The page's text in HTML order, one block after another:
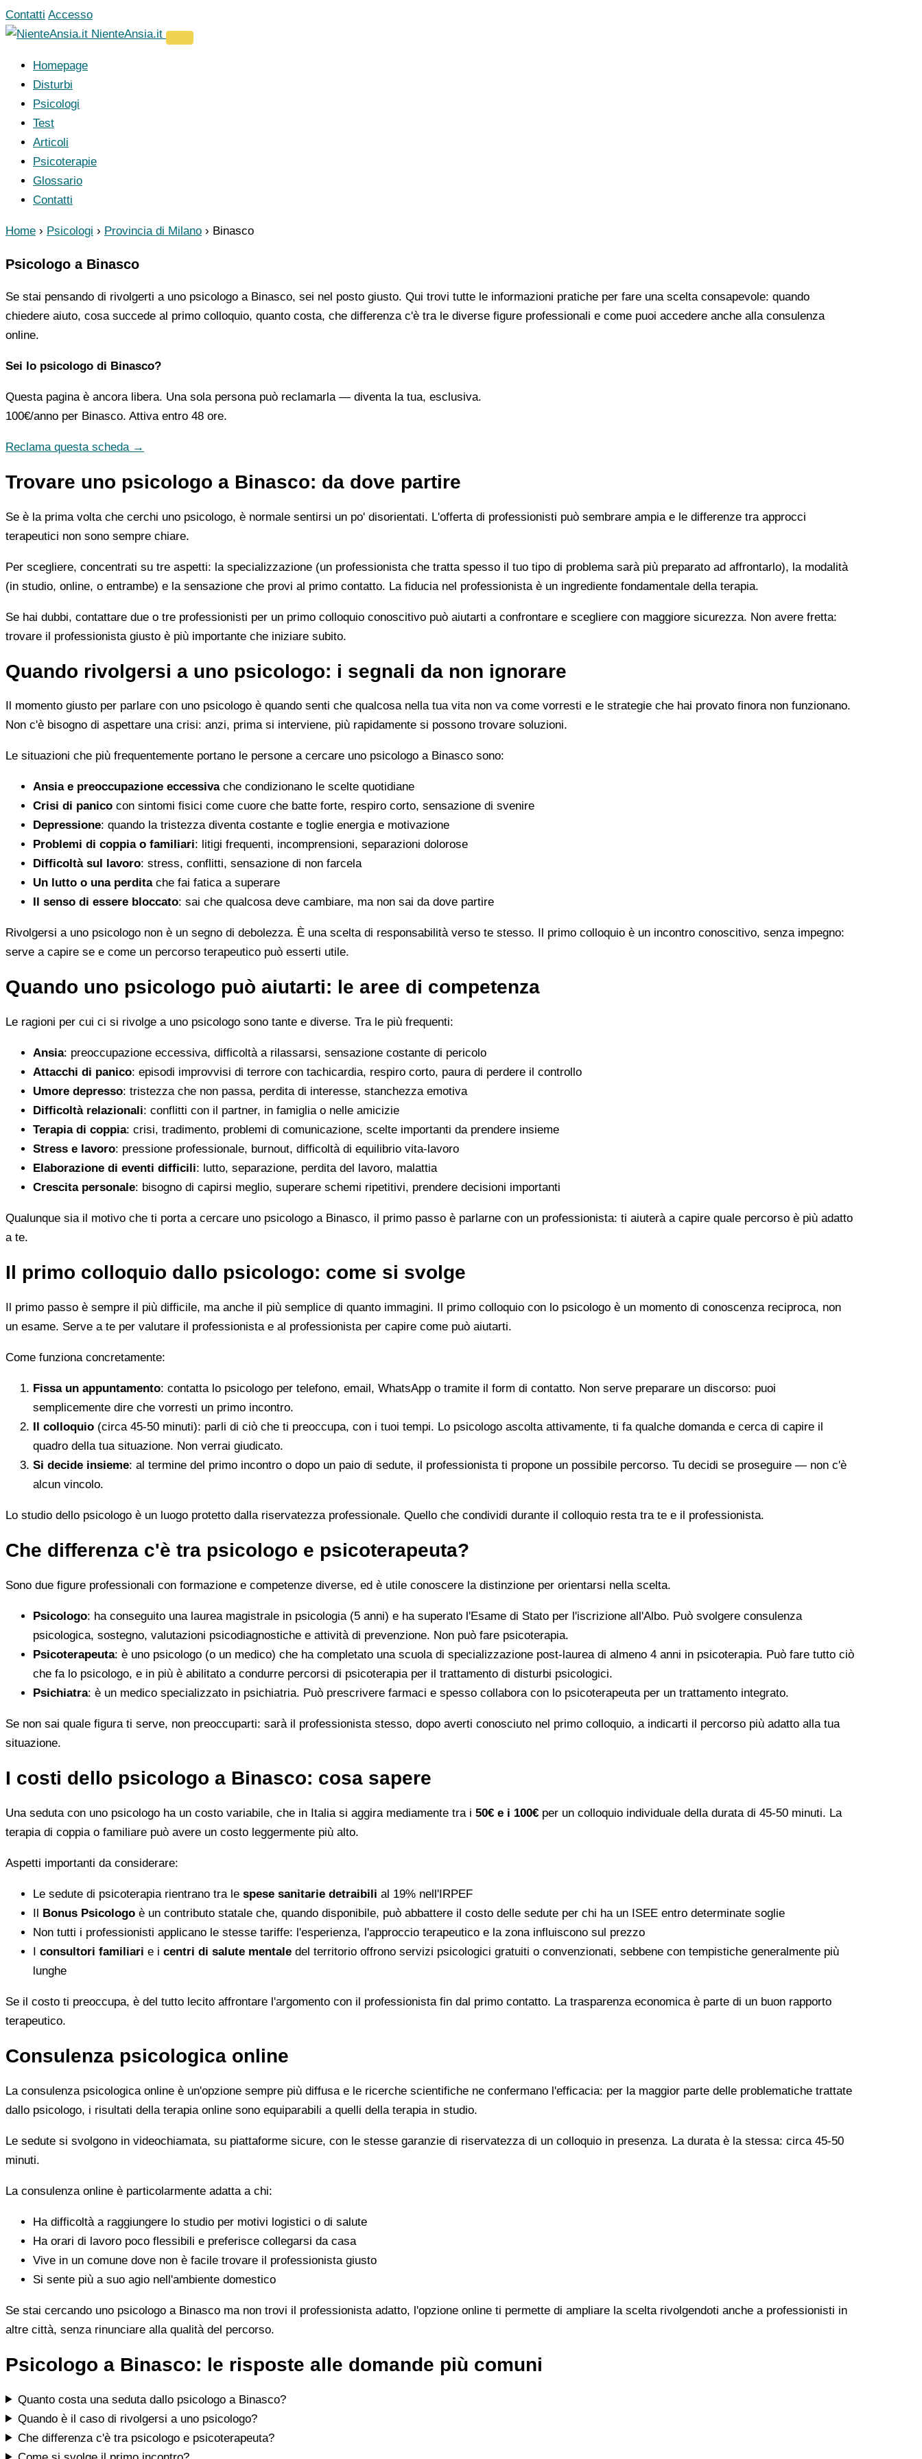
Vai
al
Contatti Accesso
NienteAnsia.it
Homepage
Disturbi
Psicologi
Test
Articoli
Psicoterapie
Glossario
Contatti
Home › Psicologi › Provincia di Milano › Binasco
Psicologo a Binasco
Se stai pensando di rivolgerti a uno psicologo a Binasco, sei nel posto giusto. Qui trovi tutte le informazioni pratiche per fare una scelta consapevole: quando
chiedere aiuto, cosa succede al primo colloquio, quanto costa, che differenza c'è tra le diverse figure professionali e come puoi accedere anche alla consulenza
online.
Sei lo psicologo di Binasco?
Questa pagina è ancora libera. Una sola persona può reclamarla — diventa la tua, esclusiva.
100€/anno per Binasco. Attiva entro 48 ore.
Reclama questa scheda →
Trovare uno psicologo a Binasco: da dove partire
Se è la prima volta che cerchi uno psicologo, è normale sentirsi un po' disorientati. L'offerta di professionisti può sembrare ampia e le differenze tra approcci
terapeutici non sono sempre chiare.
Per scegliere, concentrati su tre aspetti: la specializzazione (un professionista che tratta spesso il tuo tipo di problema sarà più preparato ad affrontarlo), la modalità
(in studio, online, o entrambe) e la sensazione che provi al primo contatto. La fiducia nel professionista è un ingrediente fondamentale della terapia.
Se hai dubbi, contattare due o tre professionisti per un primo colloquio conoscitivo può aiutarti a confrontare e scegliere con maggiore sicurezza. Non avere fretta:
trovare il professionista giusto è più importante che iniziare subito.
Quando rivolgersi a uno psicologo: i segnali da non ignorare
Il momento giusto per parlare con uno psicologo è quando senti che qualcosa nella tua vita non va come vorresti e le strategie che hai provato finora non funzionano.
Non c'è bisogno di aspettare una crisi: anzi, prima si interviene, più rapidamente si possono trovare soluzioni.
Le situazioni che più frequentemente portano le persone a cercare uno psicologo a Binasco sono:
Ansia e preoccupazione eccessivache condizionano le scelte quotidiane
Crisi di panico con sintomi fisici come cuore che batte forte, respiro corto, sensazione di svenire
Depressione: quando la tristezza diventa costante e toglie energia e motivazione
Problemi di coppia o familiari: litigi frequenti, incomprensioni, separazioni dolorose
Difficoltà sul lavoro: stress, conflitti, sensazione di non farcela
Un lutto o una perditache fai fatica a superare
Il senso di essere bloccato: sai che qualcosa deve cambiare, ma non sai da dove partire
Rivolgersi a uno psicologo non è un segno di debolezza. È una scelta di responsabilità verso te stesso. Il primo colloquio è un incontro conoscitivo, senza impegno:
serve a capire se e come un percorso terapeutico può esserti utile.
Quando uno psicologo può aiutarti: le aree di competenza
Le ragioni per cui ci si rivolge a uno psicologo sono tante e diverse. Tra le più frequenti:
Ansia: preoccupazione eccessiva, difficoltà a rilassarsi, sensazione costante di pericolo
Attacchi di panico: episodi improvvisi di terrore con tachicardia, respiro corto, paura di perdere il controllo
Umore depresso: tristezza che non passa, perdita di interesse, stanchezza emotiva
Difficoltà relazionali: conflitti con il partner, in famiglia o nelle amicizie
Terapia di coppia: crisi, tradimento, problemi di comunicazione, scelte importanti da prendere insieme
Stress e lavoro: pressione professionale, burnout, difficoltà di equilibrio vita-lavoro
Elaborazione di eventi difficili: lutto, separazione, perdita del lavoro, malattia
Crescita personale: bisogno di capirsi meglio, superare schemi ripetitivi, prendere decisioni importanti
Qualunque sia il motivo che ti porta a cercare uno psicologo a Binasco, il primo passo è parlarne con un professionista: ti aiuterà a capire quale percorso è più adatto
a te.
Il primo colloquio dallo psicologo: come si svolge
Il primo passo è sempre il più difficile, ma anche il più semplice di quanto immagini. Il primo colloquio con lo psicologo è un momento di conoscenza reciproca, non
un esame. Serve a te per valutare il professionista e al professionista per capire come può aiutarti.
Come funziona concretamente:
Fissa un appuntamento: contatta lo psicologo per telefono, email, WhatsApp o tramite il form di contatto. Non serve preparare un discorso: puoi
semplicemente dire che vorresti un primo incontro.
Il colloquio (circa 45-50 minuti): parli di ciò che ti preoccupa, con i tuoi tempi. Lo psicologo ascolta attivamente, ti fa qualche domanda e cerca di capire il
quadro della tua situazione. Non verrai giudicato.
Si decide insieme: al termine del primo incontro o dopo un paio di sedute, il professionista ti propone un possibile percorso. Tu decidi se proseguire — non c'è
alcun vincolo.
Lo studio dello psicologo è un luogo protetto dalla riservatezza professionale. Quello che condividi durante il colloquio resta tra te e il professionista.
Che differenza c'è tra psicologo e psicoterapeuta?
Sono due figure professionali con formazione e competenze diverse, ed è utile conoscere la distinzione per orientarsi nella scelta.
Psicologo: ha conseguito una laurea magistrale in psicologia (5 anni) e ha superato l'Esame di Stato per l'iscrizione all'Albo. Può svolgere consulenza
psicologica, sostegno, valutazioni psicodiagnostiche e attività di prevenzione. Non può fare psicoterapia.
Psicoterapeuta: è uno psicologo (o un medico) che ha completato una scuola di specializzazione post-laurea di almeno 4 anni in psicoterapia. Può fare tutto ciò
che fa lo psicologo, e in più è abilitato a condurre percorsi di psicoterapia per il trattamento di disturbi psicologici.
Psichiatra: è un medico specializzato in psichiatria. Può prescrivere farmaci e spesso collabora con lo psicoterapeuta per un trattamento integrato.
Se non sai quale figura ti serve, non preoccuparti: sarà il professionista stesso, dopo averti conosciuto nel primo colloquio, a indicarti il percorso più adatto alla tua
situazione.
I costi dello psicologo a Binasco: cosa sapere
Una seduta con uno psicologo ha un costo variabile, che in Italia si aggira mediamente tra i 50€ e i 100€ per un colloquio individuale della durata di 45-50 minuti. La
terapia di coppia o familiare può avere un costo leggermente più alto.
Aspetti importanti da considerare:
Le sedute di psicoterapia rientrano tra le spese sanitarie detraibili al 19% nell'IRPEF
Il Bonus Psicologo è un contributo statale che, quando disponibile, può abbattere il costo delle sedute per chi ha un ISEE entro determinate soglie
Non tutti i professionisti applicano le stesse tariffe: l'esperienza, l'approccio terapeutico e la zona influiscono sul prezzo
I consultori familiari e i centri di salute mentale del territorio offrono servizi psicologici gratuiti o convenzionati, sebbene con tempistiche generalmente più
lunghe
Se il costo ti preoccupa, è del tutto lecito affrontare l'argomento con il professionista fin dal primo contatto. La trasparenza economica è parte di un buon rapporto
terapeutico.
Consulenza psicologica online
La consulenza psicologica online è un'opzione sempre più diffusa e le ricerche scientifiche ne confermano l'efficacia: per la maggior parte delle problematiche trattate
dallo psicologo, i risultati della terapia online sono equiparabili a quelli della terapia in studio.
Le sedute si svolgono in videochiamata, su piattaforme sicure, con le stesse garanzie di riservatezza di un colloquio in presenza. La durata è la stessa: circa 45-50
minuti.
La consulenza online è particolarmente adatta a chi:
Ha difficoltà a raggiungere lo studio per motivi logistici o di salute
Ha orari di lavoro poco flessibili e preferisce collegarsi da casa
Vive in un comune dove non è facile trovare il professionista giusto
Si sente più a suo agio nell'ambiente domestico
Se stai cercando uno psicologo a Binasco ma non trovi il professionista adatto, l'opzione online ti permette di ampliare la scelta rivolgendoti anche a professionisti in
altre città, senza rinunciare alla qualità del percorso.
Psicologo a Binasco: le risposte alle domande più comuni
Quanto costa una seduta dallo psicologo a Binasco?
Quando è il caso di rivolgersi a uno psicologo?
Che differenza c'è tra psicologo e psicoterapeuta?